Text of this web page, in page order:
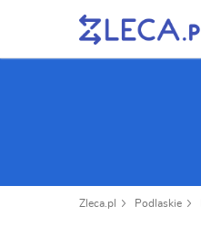
Zleca.pl Podlaskie